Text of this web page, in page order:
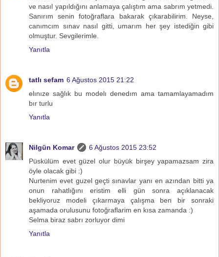
ve nasıl yapıldığını anlamaya çalıştım ama sabrım yetmedi.
Sanırım senin fotoğraflara bakarak çıkarabilirim. Neyse,
canımcım sınav nasıl gitti, umarım her şey istediğin gibi
olmuştur. Sevgilerimle.
Yanıtla
tatlı sefam 6 Ağustos 2015 21:22
elınıze sağlık bu modelı denedım ama tamamlayamadım
bır turlu
Yanıtla
Nilgün Komar
6 Ağustos 2015 23:52
Püskülüm evet güzel olur büyük birşey yapamazsam zira
öyle olacak gibi :)
Nurtenim evet guzel geçti sınavlar yanı en azından bitti ya
onun rahatlığını eristim elli gün sonra açıklanacak
bekliyoruz modeli çıkarmaya çalışma ben bir sonraki
aşamada orulusunu fotoğraflarim en kısa zamanda :)
Selma biraz sabrı zorluyor dimi
Yanıtla